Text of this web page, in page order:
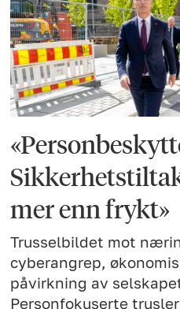
mer enn frykt»
Trusselbildet mot
cyberangrep,
påvirkning av
Personfokuserte